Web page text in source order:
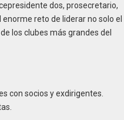
dos, prosecretario,
reto de liderar no solo el
los clubes más grandes del
con socios y exdirigentes.